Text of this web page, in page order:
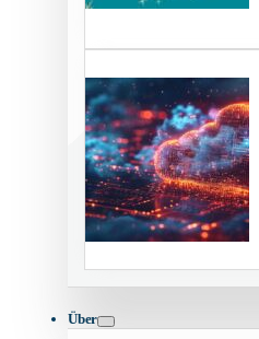
Über